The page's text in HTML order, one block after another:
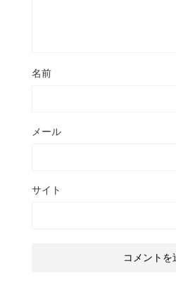
名前
メール
サイト